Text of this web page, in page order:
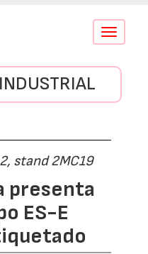
Conmutar
stand 2MC19
presenta
ES-E